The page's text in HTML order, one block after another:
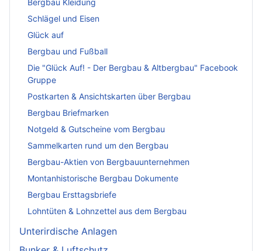
Bergbau Kleidung
Schlägel und Eisen
Glück auf
Bergbau und Fußball
Die "Glück Auf! - Der Bergbau & Altbergbau" Facebook
Gruppe
Postkarten & Ansichtskarten über Bergbau
Bergbau Briefmarken
Notgeld & Gutscheine vom Bergbau
Sammelkarten rund um den Bergbau
Bergbau-Aktien von Bergbauunternehmen
Montanhistorische Bergbau Dokumente
Bergbau Ersttagsbriefe
Lohntüten & Lohnzettel aus dem Bergbau
Unterirdische Anlagen